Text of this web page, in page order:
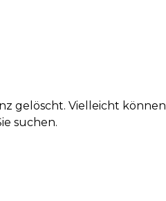
gelöscht. Vielleicht können
suchen.